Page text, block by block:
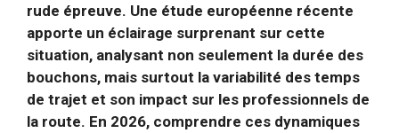
rude épreuve. Une étude européenne récente
apporte un éclairage surprenant sur cette
situation, analysant non seulement la durée des
bouchons, mais surtout la variabilité des temps
de trajet et son impact sur les professionnels de
la route. En 2026, comprendre ces dynamiques